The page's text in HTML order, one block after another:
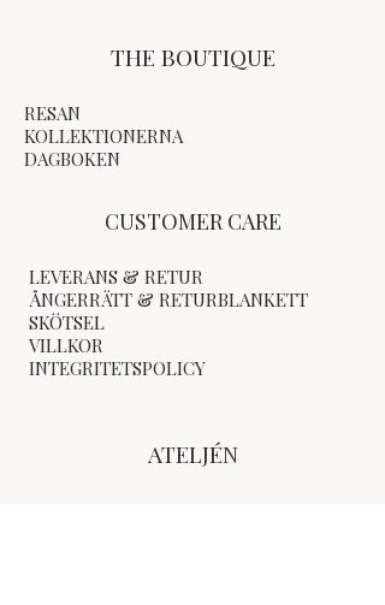
THE BOUTIQUE
RESAN
KOLLEKTIONERNA
DAGBOKEN
CUSTOMER CARE
LEVERANS & RETUR
ÅNGERRÄTT & RETURBLANKETT
SKÖTSEL
VILLKOR
INTEGRITETSPOLICY
ATELJÉN